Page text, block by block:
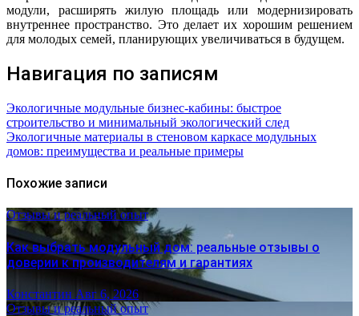
модули, расширять жилую площадь или модернизировать
внутреннее пространство. Это делает их хорошим решением
для молодых семей, планирующих увеличиваться в будущем.
Навигация по записям
Экологичные модульные бизнес-кабины: быстрое
строительство и минимальный экологический след
Экологичные материалы в стеновом каркасе модульных
домов: преимущества и реальные примеры
Похожие записи
Отзывы и реальный опыт
Как выбрать модульный дом: реальные отзывы о
доверии к производителям и гарантиях
Константин Авг 6, 2026
Отзывы и реальный опыт